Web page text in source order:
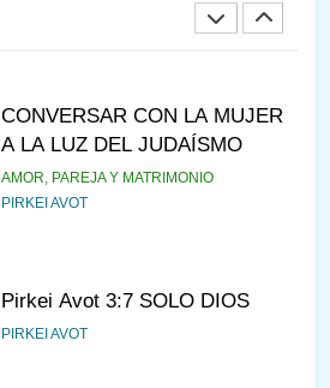
CONVERSAR CON LA MUJER
A LA LUZ DEL JUDAÍSMO
AMOR, PAREJA Y MATRIMONIO
PIRKEI AVOT
Pirkei Avot 3:7 SOLO DIOS
PIRKEI AVOT